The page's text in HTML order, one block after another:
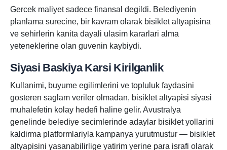
Gercek maliyet sadece finansal degildi. Belediyenin
planlama surecine, bir kavram olarak bisiklet altyapisina
ve sehirlerin kanita dayali ulasim kararlari alma
yeteneklerine olan guvenin kaybiydi.
Siyasi Baskiya Karsi Kirilganlik
Kullanimi, buyume egilimlerini ve topluluk faydasini
gosteren saglam veriler olmadan, bisiklet altyapisi siyasi
muhalefetin kolay hedefi haline gelir. Avustralya
genelinde belediye secimlerinde adaylar bisiklet yollarini
kaldirma platformlariyla kampanya yurutmustur — bisiklet
altyapisini yasanabilirlige yatirim yerine para israfi olarak